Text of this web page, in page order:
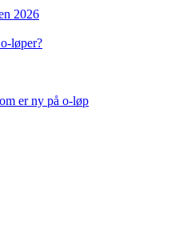
2026
løper?
er ny på o-løp